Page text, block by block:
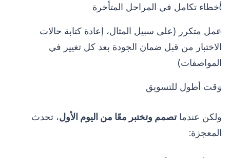
أخطاء تكامل في المراحل المتأخرة
عمل متكرر (على سبيل المثال، إعادة كتابة حالات
الاختبار من قبل ضمان الجودة بعد كل تغيير في
المواصفات)
وقت أطول للتسويق
ولكن عندماتصمم وتختبر معًا من اليوم الأول، تحدث
المعجزة: